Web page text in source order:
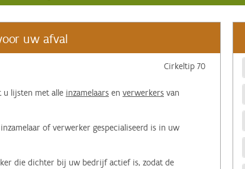
uw afval
Cirkeltip 70
u lijsten met alle inzamelaars en verwerkers van
of verwerker gespecialiseerd is in uw
die dichter bij uw bedrijf actief is, zodat de